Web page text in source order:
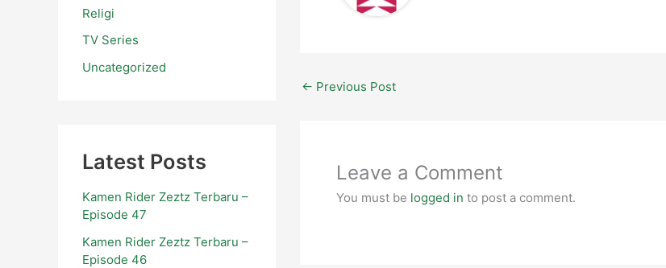
Religi
TV Series
Uncategorized
Latest Posts
Kamen Rider Zeztz Terbaru –
Episode 47
Kamen Rider Zeztz Terbaru –
Episode 46
← Previous Post
Leave a Comment
You must be logged in to post a comment.